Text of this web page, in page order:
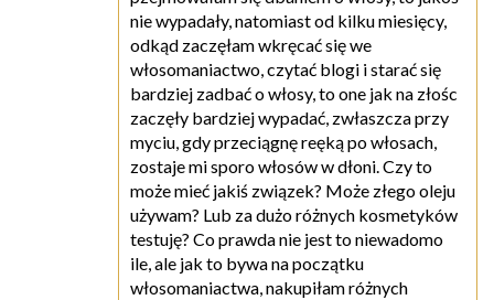
nie wypadały, natomiast od kilku miesięcy,
odkąd zaczęłam wkręcać się we
włosomaniactwo, czytać blogi i starać się
bardziej zadbać o włosy, to one jak na złośc
zaczęły bardziej wypadać, zwłaszcza przy
myciu, gdy przeciągnę reęką po włosach,
zostaje mi sporo włosów w dłoni. Czy to
może mieć jakiś związek? Może złego oleju
używam? Lub za dużo różnych kosmetyków
testuję? Co prawda nie jest to niewadomo
ile, ale jak to bywa na początku
włosomaniactwa, nakupiłam różnych